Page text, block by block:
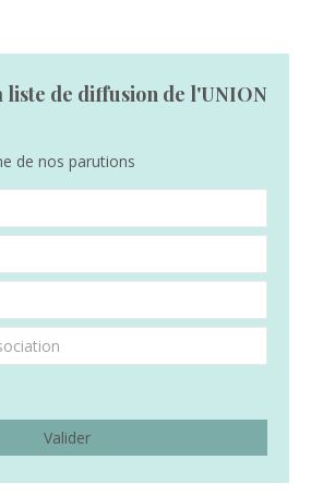
de diffusion de l'UNION
de nos parutions